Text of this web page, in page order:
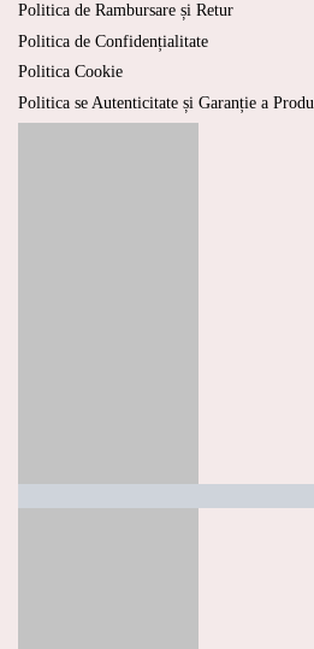
Politica de Rambursare și Retur
Politica de Confidențialitate
Politica Cookie
Politica se Autenticitate și Garanție a